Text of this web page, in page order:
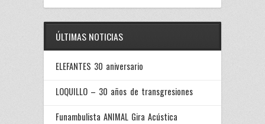
ÚLTIMAS NOTICIAS
ELEFANTES 30 aniversario
LOQUILLO – 30 años de transgresiones
Funambulista ANIMAL Gira Acústica